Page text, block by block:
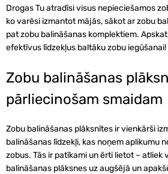
Drogas Tu atradīsi visus nepieciešamos
ko varēsi izmantot mājās, sākot ar zobu
pat zobu balināšanas komplektiem.
efektīvus līdzekļus baltāku zobu iegūšanai!
Zobu balināšanas
pārliecinošam smaidam
Zobu balināšanas plāksnītes ir vienkārši
balināšanas līdzekļi, kas noņem aplikumu
zobus. Tās ir patīkami un ērti lietot – atliek
balināšanas plāksnes uz augšējā un